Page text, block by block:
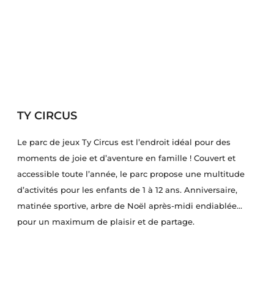
TY CIRCUS
Le parc de jeux Ty Circus est l’endroit idéal pour des
moments de joie et d’aventure en famille ! Couvert et
accessible toute l’année, le parc propose une multitude
d’activités pour les enfants de 1 à 12 ans. Anniversaire,
matinée sportive, arbre de Noël après-midi endiablée…
pour un maximum de plaisir et de partage.